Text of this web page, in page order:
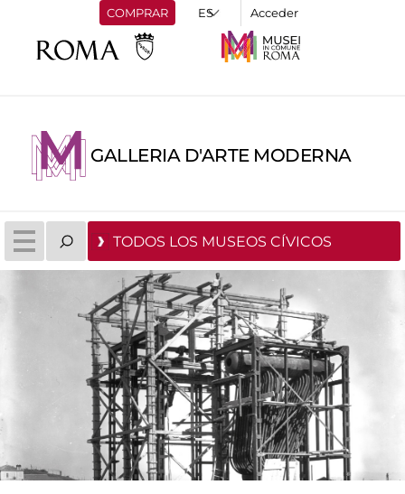
COMPRAR Acceder
GALLERIA D'ARTE MODERNA
TODOS LOS MUSEOS CÍVICOS